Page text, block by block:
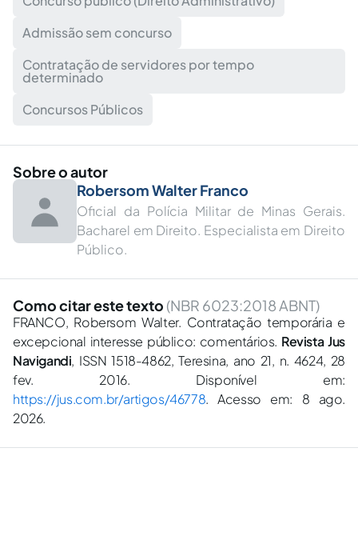
Admissão sem concurso
Contratação de servidores por tempo
determinado
Concursos Públicos
Sobre o autor
Robersom Walter Franco
Oficial da Polícia Militar de Minas Gerais.
Bacharel em Direito. Especialista em Direito
Público.
Como citar este texto (NBR 6023:2018 ABNT)
FRANCO, Robersom Walter. Contratação temporária e
excepcional interesse público: comentários. Revista Jus
Navigandi, ISSN 1518-4862, Teresina, ano 21, n. 4624, 28
fev. 2016. Disponível em:
https://jus.com.br/artigos/46778. Acesso em: 8 ago.
2026.